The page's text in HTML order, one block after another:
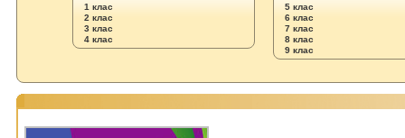
1 клас
2 клас
3 клас
4 клас
5 клас
6 клас
7 клас
8 клас
9 клас